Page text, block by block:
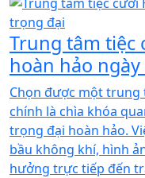
Trung tâm tiệc
hoàn hảo
Chọn được một trung
chính là chìa khóa
trọng đại hoàn hảo.
bầu không khí, hình
hưởng trực tiếp đến